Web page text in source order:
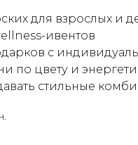
для взрослых и
ивентов
с
по цвету и
стильные